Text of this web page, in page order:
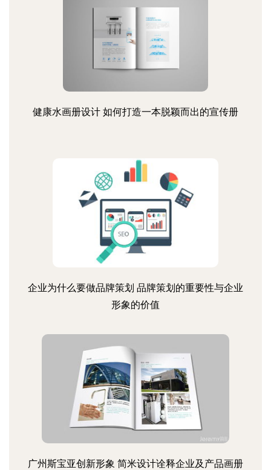
健康水画册设计 如何打造一本脱颖而出的宣传册
企业为什么要做品牌策划 品牌策划的重要性与企业
形象的价值
广州斯宝亚创新形象 简米设计诠释企业及产品画册